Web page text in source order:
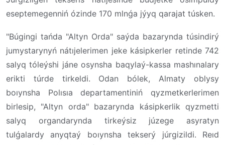
eseptemegenniń ózinde 170 mlnǵa jýyq qarajat túsken.
"Búgingi tańda "Altyn Orda" saýda bazarynda túsindirý
jumystarynyń nátıjelerimen jeke kásipkerler retinde 742
salyq tóleýshi jáne osynsha baqylaý-kassa mashınalary
erikti túrde tirkeldi. Odan bólek, Almaty oblysy
boıynsha Polısıa departamentiniń qyzmetkerlerimen
birlesip, "Altyn orda" bazarynda kásipkerlik qyzmetti
salyq organdarynda tirkeýsiz júzege asyratyn
tulǵalardy anyqtaý boıynsha tekserý júrgizildi. Reıd